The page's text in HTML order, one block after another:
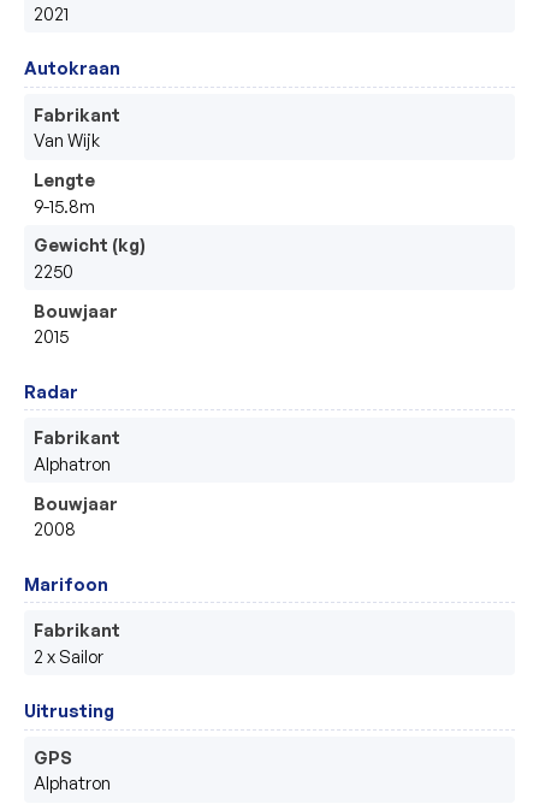
2021
Autokraan
Fabrikant
Van Wijk
Lengte
9-15.8m
Gewicht (kg)
2250
Bouwjaar
2015
Radar
Fabrikant
Alphatron
Bouwjaar
2008
Marifoon
Fabrikant
2 x Sailor
Uitrusting
GPS
Alphatron